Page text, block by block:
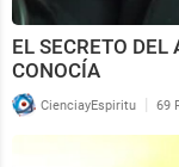
EL SECRETO DEL
CONOCÍA
CienciayEspiritu | 69